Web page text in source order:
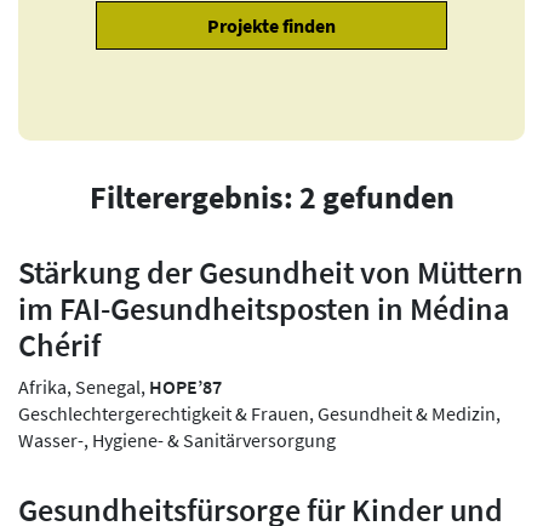
Filterergebnis: 2 gefunden
Stärkung der Gesundheit von Müttern
im FAI-Gesundheitsposten in Médina
Chérif
Afrika, Senegal, HOPE’87
Geschlechtergerechtigkeit & Frauen, Gesundheit & Medizin,
Wasser-, Hygiene- & Sanitärversorgung
Gesundheitsfürsorge für Kinder und